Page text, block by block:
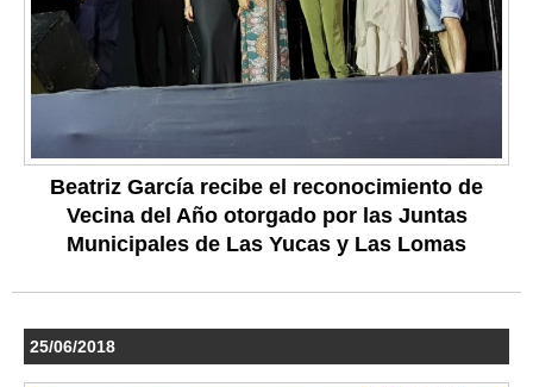
Beatriz García recibe el reconocimiento de
Vecina del Año otorgado por las Juntas
Municipales de Las Yucas y Las Lomas
25/06/2018